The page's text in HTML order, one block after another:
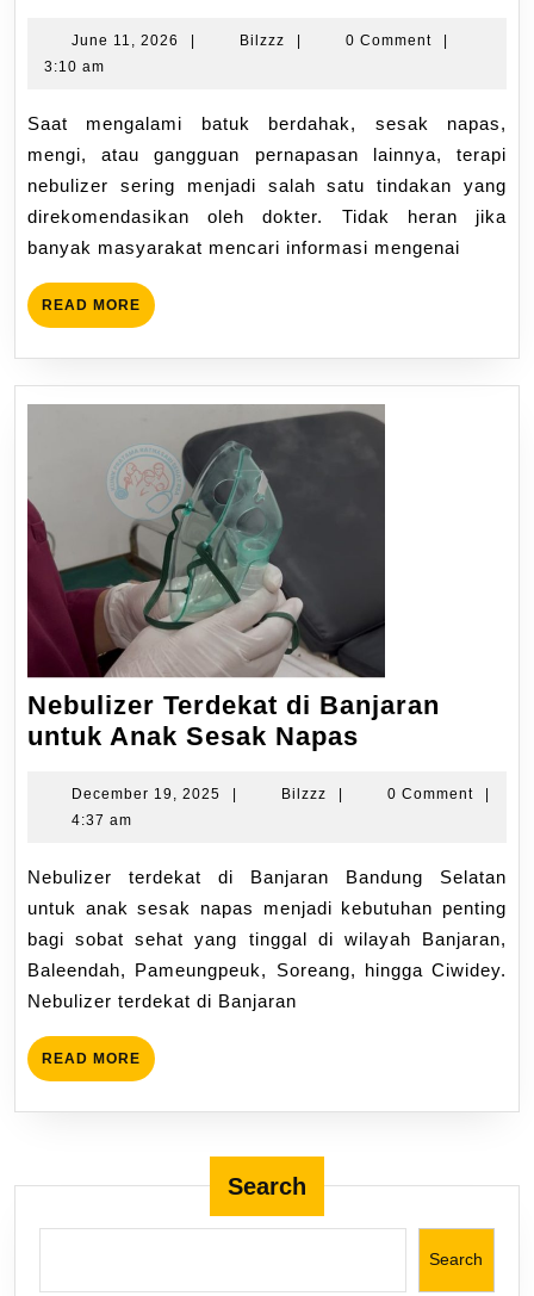
June 11, 2026 Bilzzz 0 Comment
3:10 am
Saat mengalami batuk berdahak, sesak napas,
mengi, atau gangguan pernapasan lainnya, terapi
nebulizer sering menjadi salah satu tindakan yang
direkomendasikan oleh dokter. Tidak heran jika
banyak masyarakat mencari informasi mengenai
READ MORE
Nebulizer Terdekat di Banjaran
untuk Anak Sesak Napas
December 19, 2025 | Bilzzz | 0 Comment
|
4:37 am
Nebulizer terdekat di Banjaran Bandung Selatan
untuk anak sesak napas menjadi kebutuhan penting
bagi sobat sehat yang tinggal di wilayah Banjaran,
Baleendah, Pameungpeuk, Soreang, hingga Ciwidey.
Nebulizer terdekat di Banjaran
READ MORE
Search
Search